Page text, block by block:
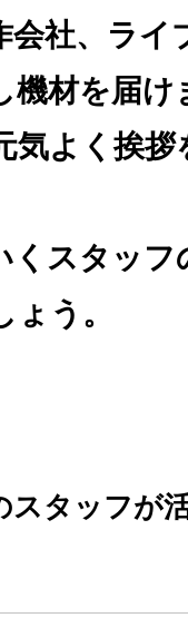
会社、ライ
機材を届
気よく挨
くスタッフ
う。
スタッフが